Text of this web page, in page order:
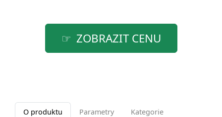
ZOBRAZIT CENU
O produktu Parametry Kategorie